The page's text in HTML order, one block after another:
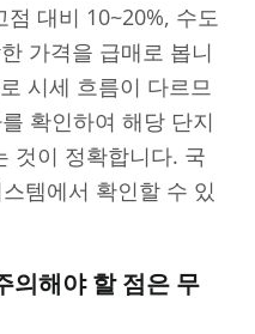
대비 10~20%, 수도
가격을 급매로 봅니
시세 흐름이 다르므
확인하여 해당 단지
것이 정확합니다. 국
템에서 확인할 수 있
의해야 할 점은 무